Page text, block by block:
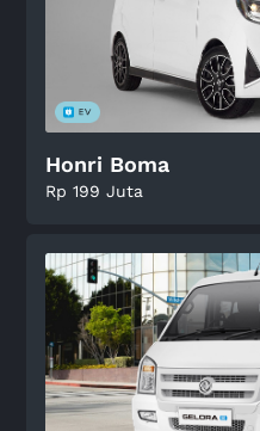
Honri Boma
Rp 199 Juta